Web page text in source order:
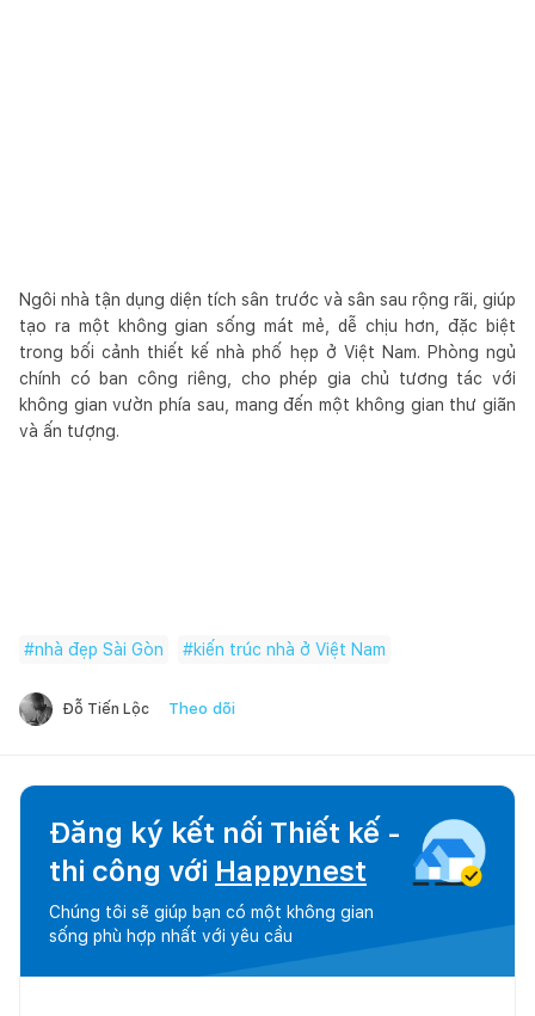
Ngôi nhà tận dụng diện tích sân trước và sân sau rộng rãi, giúp
tạo ra một không gian sống mát mẻ, dễ chịu hơn, đặc biệt
trong bối cảnh thiết kế nhà phố hẹp ở Việt Nam. Phòng ngủ
chính có ban công riêng, cho phép gia chủ tương tác với
không gian vườn phía sau, mang đến một không gian thư giãn
và ấn tượng.
#nhà đẹp Sài Gòn #kiến trúc nhà ở Việt Nam
Đỗ Tiến Lộc Theo dõi
Đăng ký kết nối Thiết kế -
thi công với Happynest
Chúng tôi sẽ giúp bạn có một không gian
sống phù hợp nhất với yêu cầu